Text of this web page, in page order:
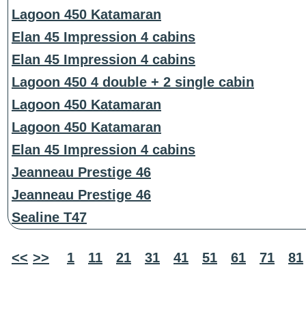
Lagoon 450 Katamaran
Elan 45 Impression 4 cabins
Elan 45 Impression 4 cabins
Lagoon 450 4 double + 2 single cabin
Lagoon 450 Katamaran
Lagoon 450 Katamaran
Elan 45 Impression 4 cabins
Jeanneau Prestige 46
Jeanneau Prestige 46
Sealine T47
<< >> 1 11 21 31 41 51 61 71 81